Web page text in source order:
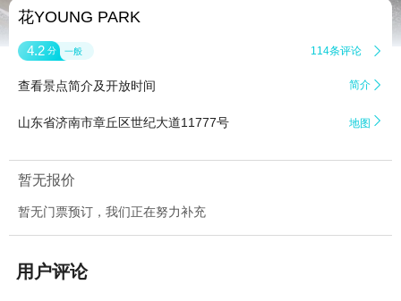
花YOUNG PARK
4.2 分 一般 114条评论 
查看景点简介及开放时间 简介 
山东省济南市章丘区世纪大道11777号 地图 
暂无报价
暂无门票预订，我们正在努力补充
用户评论